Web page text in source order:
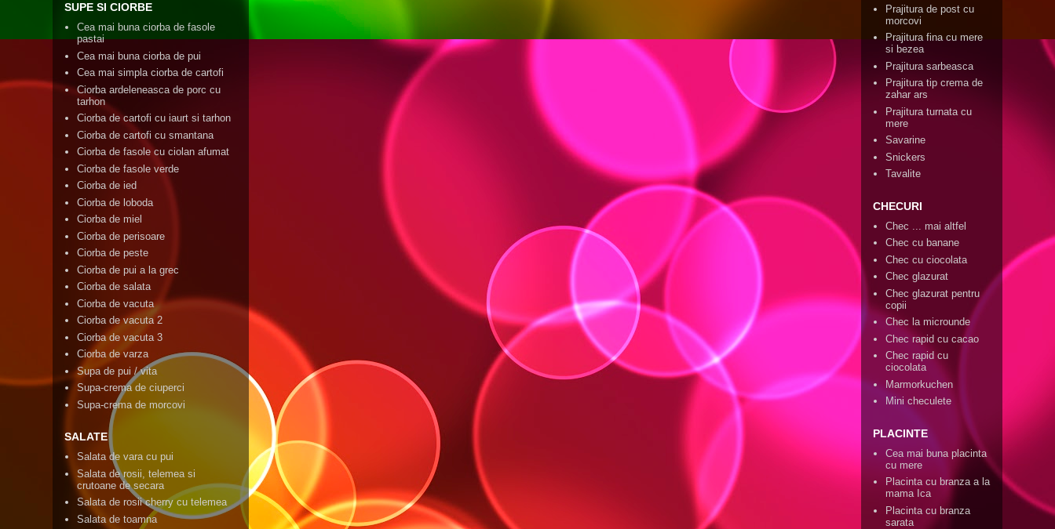
SUPE SI CIORBE
Cea mai buna ciorba de fasole
pastai
Cea mai buna ciorba de pui
Cea mai simpla ciorba de cartofi
Ciorba ardeleneasca de porc cu
tarhon
Ciorba de cartofi cu iaurt si tarhon
Ciorba de cartofi cu smantana
Ciorba de fasole cu ciolan afumat
Ciorba de fasole verde
Ciorba de ied
Ciorba de loboda
Ciorba de miel
Ciorba de perisoare
Ciorba de peste
Ciorba de pui a la grec
Ciorba de salata
Ciorba de vacuta
Ciorba de vacuta 2
Ciorba de vacuta 3
Ciorba de varza
Supa de pui / vita
Supa-crema de ciuperci
Supa-crema de morcovi
SALATE
Salata de vara cu pui
Salata de rosii, telemea si
crutoane de secara
Salata de rosii cherry cu telemea
Salata de toamna
Prajitura de post cu
morcovi
Prajitura fina cu mere
si bezea
Prajitura sarbeasca
Prajitura tip crema de
zahar ars
Prajitura turnata cu
mere
Savarine
Snickers
Tavalite
CHECURI
Chec ... mai altfel
Chec cu banane
Chec cu ciocolata
Chec glazurat
Chec glazurat pentru
copii
Chec la microunde
Chec rapid cu cacao
Chec rapid cu
ciocolata
Marmorkuchen
Mini checulete
PLACINTE
Cea mai buna placinta
cu mere
Placinta cu branza a la
mama Ica
Placinta cu branza
sarata